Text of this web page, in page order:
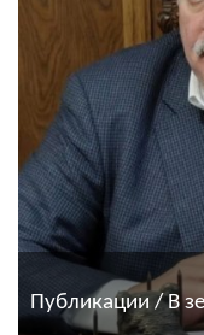
Публикации / В